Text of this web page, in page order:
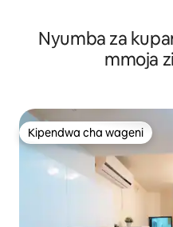
Nyumba za
mmoja
Kipendwa cha wageni
Kipendwa cha wageni